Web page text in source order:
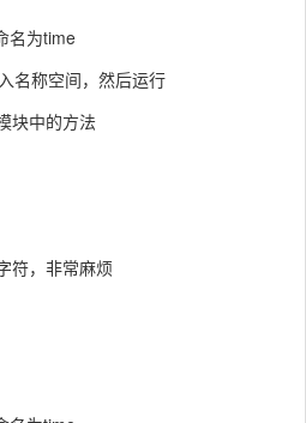
名为time
名称空间，然后运行
块中的方法
符，非常麻烦